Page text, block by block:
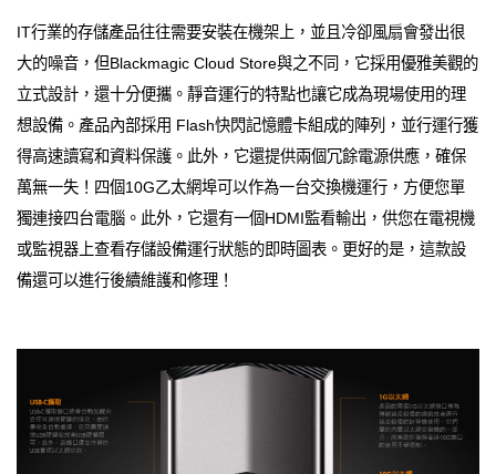
IT行業的存儲產品往往需要安裝在機架上，並且冷卻風扇會發出很
大的噪音，但Blackmagic Cloud Store與之不同，它採用優雅美觀的
立式設計，還十分便攜。靜音運行的特點也讓它成為現場使用的理
想設備。產品內部採用 Flash快閃記憶體卡組成的陣列，並行運行獲
得高速讀寫和資料保護。此外，它還提供兩個冗餘電源供應，確保
萬無一失！四個10G乙太網埠可以作為一台交換機運行，方便您單
獨連接四台電腦。此外，它還有一個HDMI監看輸出，供您在電視機
或監視器上查看存儲設備運行狀態的即時圖表。更好的是，這款設
備還可以進行後續維護和修理！